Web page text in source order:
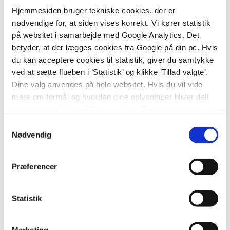
Hjemmesiden bruger tekniske cookies, der er
nødvendige for, at siden vises korrekt. Vi kører statistik
på websitet i samarbejde med Google Analytics. Det
betyder, at der lægges cookies fra Google på din pc. Hvis
du kan acceptere cookies til statistik, giver du samtykke
ved at sætte flueben i ’Statistik’ og klikke ’Tillad valgte’.
Dine valg anvendes på hele websitet. Hvis du vil vide
mere om formål og hvordan dine oplysninger bliver delt
i nederste venstre hjørne på websitet.
Nødvendig
Præferencer
Statistik
kompetencerne er store
Børneskolen – regional specialklasse
Der er overrepræsentation af
indlæringsvanskeligheder hos børn med epilepsi,
som kan påvirke blandt andet koncentrationsevne,
Sygeundervisning
Hvis en elev er indlagt på Epilepsihospitalet tilbyder
vi undervisning på Børneskolen – sådan har det
kompetencer er store – så eleverne oplever en